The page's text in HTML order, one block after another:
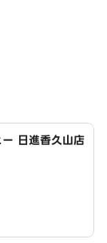
日進香久山店